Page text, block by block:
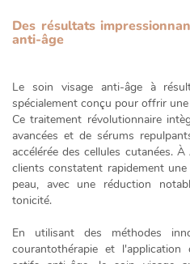
Des résultats
anti-âge
Le soin visage anti-âge à
spécialement conçu pour offrir
Ce traitement révolutionnaire
avancées et de sérums
accélérée des cellules cutanées.
clients constatent rapidement
peau, avec une réduction
tonicité.
En utilisant des méthodes
courantothérapie et l'application